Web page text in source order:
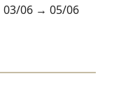
03/06 →05/06